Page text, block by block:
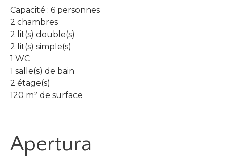
Capacité : 6 personnes
2 chambres
2 lit(s) double(s)
2 lit(s) simple(s)
1 WC
1 salle(s) de bain
2 étage(s)
120 m² de surface
Apertura